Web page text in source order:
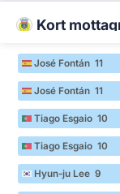
Kort
José Fontán 11
José Fontán 11
Tiago Esgaio 10
Tiago Esgaio 10
Hyun-ju Lee 9